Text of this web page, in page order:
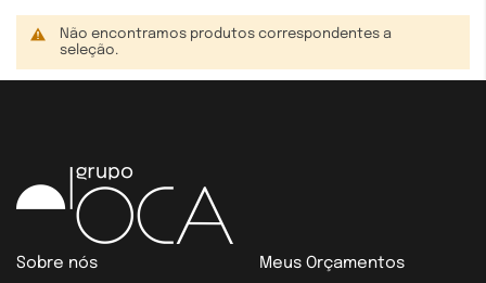
Não encontramos produtos correspondentes a
seleção.
Sobre nós
Meus Orçamentos